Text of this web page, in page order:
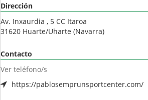
Dirección
Av. Inxaurdia , 5 CC Itaroa
31620 Huarte/Uharte (Navarra)
Contacto
Ver teléfono/s
https://pablosemprunsportcenter.com/